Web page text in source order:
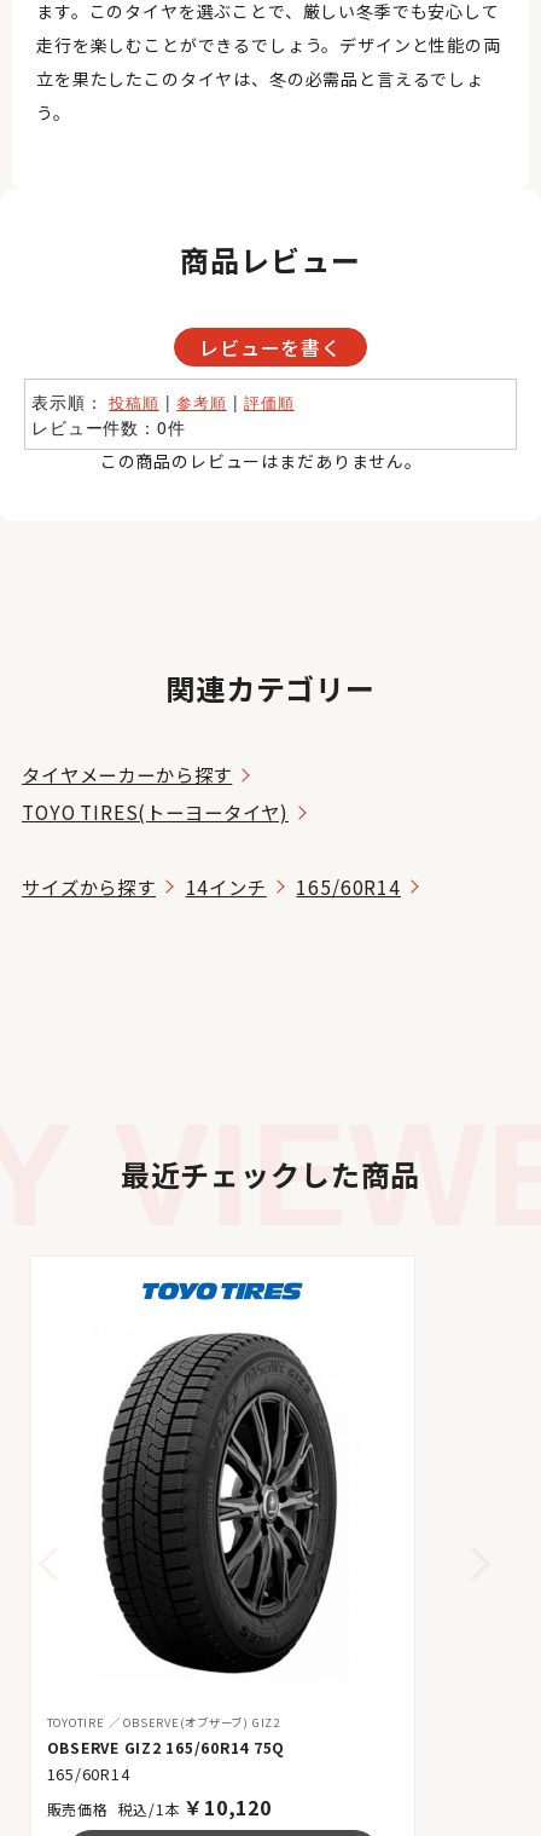
ます。このタイヤを選ぶことで、厳しい冬季でも安心して
走行を楽しむことができるでしょう。デザインと性能の両
立を果たしたこのタイヤは、冬の必需品と言えるでしょ
う。
商品レビュー
レビューを書く
表示順：投稿順 |参考順 |評価順
レビュー件数：0件
この商品のレビューはまだありません。
関連カテゴリー
タイヤメーカーから探す
TOYO TIRES(トーヨータイヤ)
サイズから探す 14インチ 165/60R14
最近チェックした商品
TOYOTIRE OBSERVE(オブザーブ) GIZ2
OBSERVE GIZ2 165/60R14 75Q
165/60R14
税込/1本 ￥ 10,120